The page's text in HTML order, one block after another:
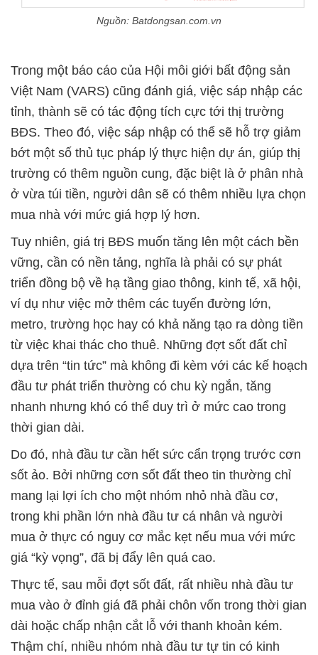
Nguồn: Batdongsan.com.vn
Trong một báo cáo của Hội môi giới bất động sản
Việt Nam (VARS) cũng đánh giá, việc sáp nhập các
tỉnh, thành sẽ có tác động tích cực tới thị trường
BĐS. Theo đó, việc sáp nhập có thể sẽ hỗ trợ giảm
bớt một số thủ tục pháp lý thực hiện dự án, giúp thị
trường có thêm nguồn cung, đặc biệt là ở phân nhà
ở vừa túi tiền, người dân sẽ có thêm nhiều lựa chọn
mua nhà với mức giá hợp lý hơn.
Tuy nhiên, giá trị BĐS muốn tăng lên một cách bền
vững, cần có nền tảng, nghĩa là phải có sự phát
triển đồng bộ về hạ tầng giao thông, kinh tế, xã hội,
ví dụ như việc mở thêm các tuyến đường lớn,
metro, trường học hay có khả năng tạo ra dòng tiền
từ việc khai thác cho thuê. Những đợt sốt đất chỉ
dựa trên “tin tức” mà không đi kèm với các kế hoạch
đầu tư phát triển thường có chu kỳ ngắn, tăng
nhanh nhưng khó có thể duy trì ở mức cao trong
thời gian dài.
Do đó, nhà đầu tư cần hết sức cẩn trọng trước cơn
sốt ảo. Bởi những cơn sốt đất theo tin thường chỉ
mang lại lợi ích cho một nhóm nhỏ nhà đầu cơ,
trong khi phần lớn nhà đầu tư cá nhân và người
mua ở thực có nguy cơ mắc kẹt nếu mua với mức
giá “kỳ vọng”, đã bị đẩy lên quá cao.
Thực tế, sau mỗi đợt sốt đất, rất nhiều nhà đầu tư
mua vào ở đỉnh giá đã phải chôn vốn trong thời gian
dài hoặc chấp nhận cắt lỗ với thanh khoản kém.
Thậm chí, nhiều nhóm nhà đầu tư tự tin có kinh